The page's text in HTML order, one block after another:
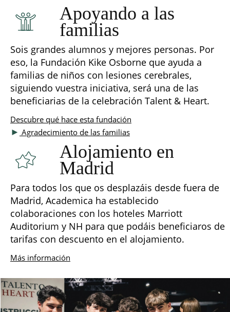
Apoyando a las
familias
Sois grandes alumnos y mejores personas. Por
eso, la Fundación Kike Osborne que ayuda a
familias de niños con lesiones cerebrales,
siguiendo vuestra iniciativa, será una de las
beneficiarias de la celebración Talent & Heart.
Descubre qué hace esta fundación
► Agradecimiento de las familias
Alojamiento en
Madrid
Para todos los que os desplazáis desde fuera de
Madrid, Academica ha establecido
colaboraciones con los hoteles Marriott
Auditorium y NH para que podáis beneficiaros de
tarifas con descuento en el alojamiento.
Más información